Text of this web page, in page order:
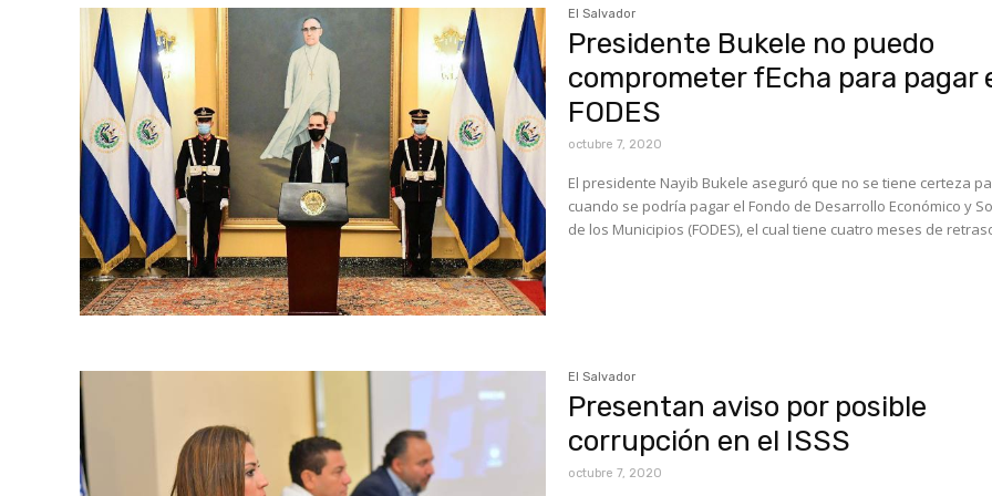
El Salvador
Presidente Bukele no puedo
comprometer fEcha para pagar
FODES
octubre 7, 2020
El presidente Nayib Bukele aseguró que no se tiene certeza
cuando se podría pagar el Fondo de Desarrollo Económico y
El Salvador
Presentan aviso por posible
corrupción en el ISSS
octubre 7, 2020